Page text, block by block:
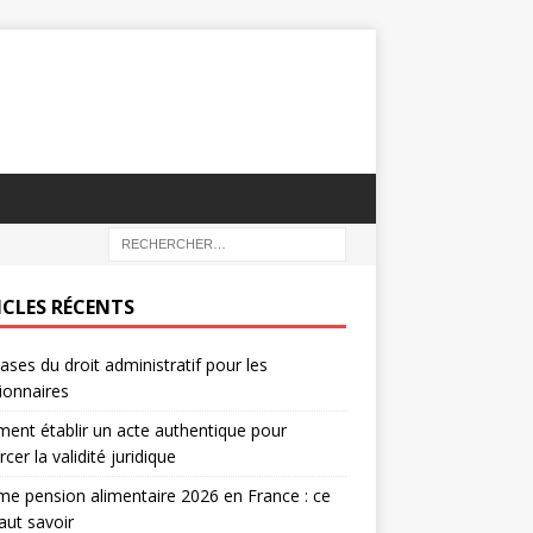
RÉCENTS
du droit administratif pour les
établir un acte authentique pour
la validité juridique
pension alimentaire 2026 en France : ce
savoir